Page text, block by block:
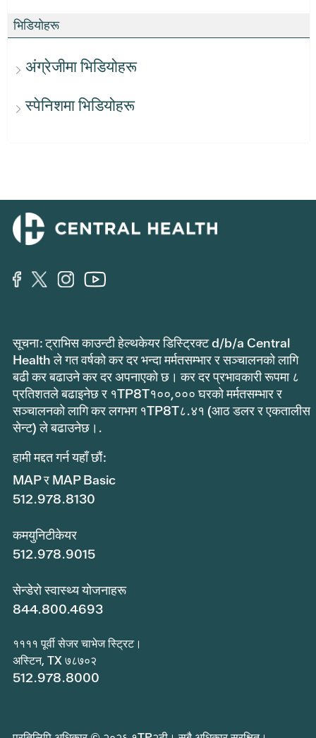
भिडियोहरू
अंग्रेजीमा भिडियोहरू
स्पेनिशमा भिडियोहरू
सूचना: ट्राभिस काउन्टी हेल्थकेयर डिस्ट्रिक्ट d/b/a Central
Health ले गत वर्षको कर दर भन्दा मर्मतसम्भार र सञ्चालनको लागि
बढी कर बढाउने कर दर अपनाएको छ। कर दर प्रभावकारी रूपमा ८
प्रतिशतले बढाइनेछ र १TP8T१००,००० घरको मर्मतसम्भार र
सञ्चालनको लागि कर लगभग १TP8T८.४१ (आठ डलर र एकतालीस
सेन्ट) ले बढाउनेछ।.
हामी मद्दत गर्न यहाँ छौं:
MAP र MAP Basic
512.978.8130
कमयुनिटीकेयर
512.978.9015
सेन्डेरो स्वास्थ्य योजनाहरू
844.800.4693
११११ पूर्वी सेजर चाभेज स्ट्रिट।
अस्टिन, TX ७८७०२
512.978.8000